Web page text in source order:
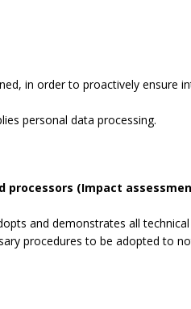
in order to proactively ensure
personal data processing.
(Impact
and demonstrates all
procedures to be adopted to